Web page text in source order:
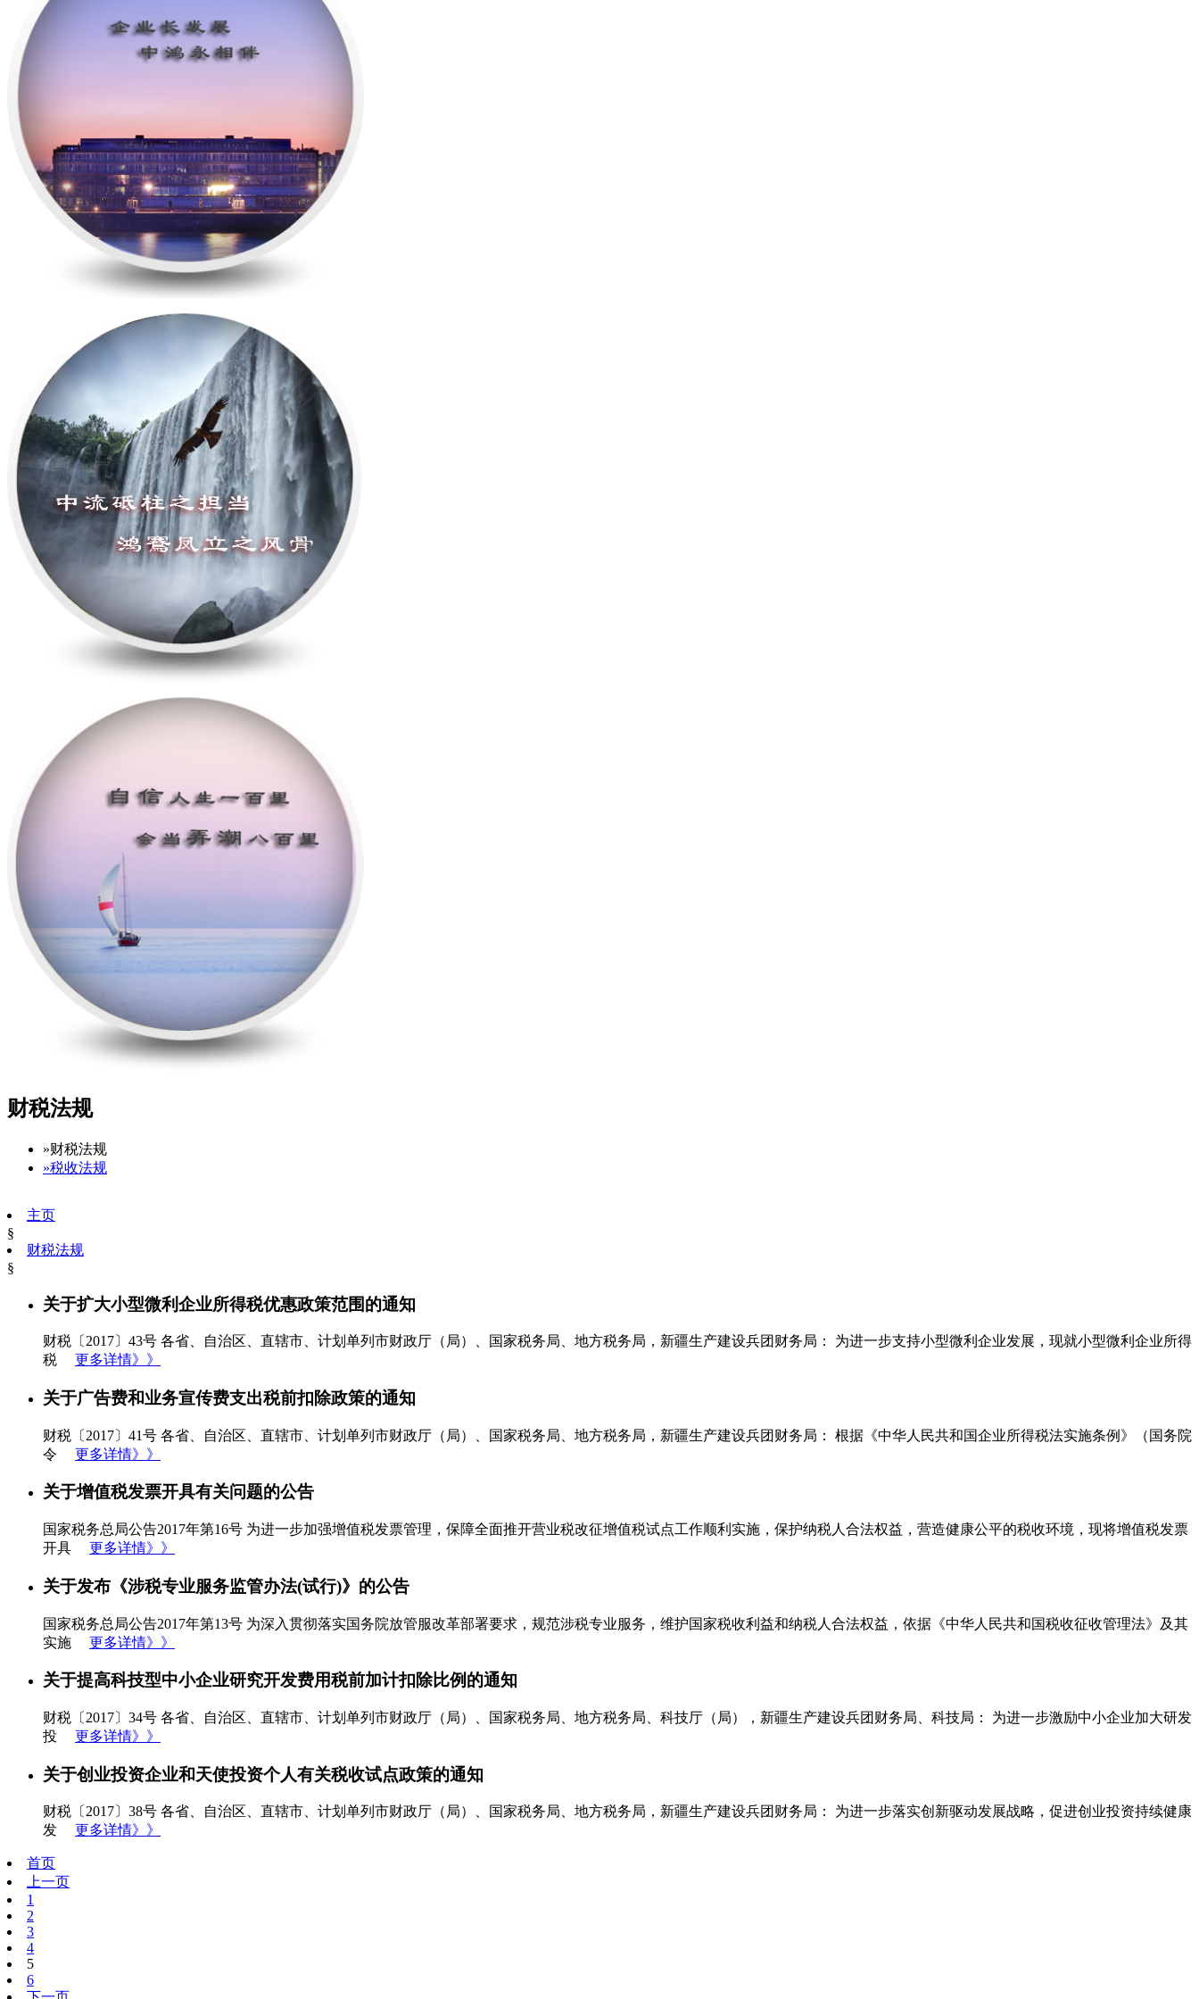
财税法规
»财税法规
»税收法规
主页
§
财税法规
§
关于扩大小型微利企业所得税优惠政策范围的通知
财税〔2017〕43号 各省、自治区、直辖市、计划单列市财政厅（局）、国家税务局、地方税务局，新疆生产建设兵团财务局： 为进一步支持小型微利企业发展，现就小型微利企业所得
税 更多详情》》
关于广告费和业务宣传费支出税前扣除政策的通知
财税〔2017〕41号 各省、自治区、直辖市、计划单列市财政厅（局）、国家税务局、地方税务局，新疆生产建设兵团财务局： 根据《中华人民共和国企业所得税法实施条例》（国务院
令 更多详情》》
关于增值税发票开具有关问题的公告
国家税务总局公告2017年第16号 为进一步加强增值税发票管理，保障全面推开营业税改征增值税试点工作顺利实施，保护纳税人合法权益，营造健康公平的税收环境，现将增值税发票
开具 更多详情》》
关于发布《涉税专业服务监管办法(试行)》的公告
国家税务总局公告2017年第13号 为深入贯彻落实国务院放管服改革部署要求，规范涉税专业服务，维护国家税收利益和纳税人合法权益，依据《中华人民共和国税收征收管理法》及其
实施 更多详情》》
关于提高科技型中小企业研究开发费用税前加计扣除比例的通知
财税〔2017〕34号 各省、自治区、直辖市、计划单列市财政厅（局）、国家税务局、地方税务局、科技厅（局），新疆生产建设兵团财务局、科技局： 为进一步激励中小企业加大研发
投 更多详情》》
关于创业投资企业和天使投资个人有关税收试点政策的通知
财税〔2017〕38号 各省、自治区、直辖市、计划单列市财政厅（局）、国家税务局、地方税务局，新疆生产建设兵团财务局： 为进一步落实创新驱动发展战略，促进创业投资持续健康
发 更多详情》》
首页
上一页
1
2
3
4
5
6